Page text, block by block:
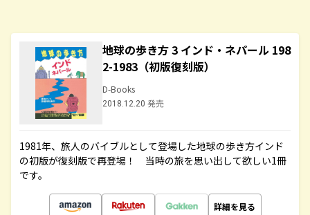
地球の歩き方 3 インド・ネパール 198
2-1983（初版復刻版）
D-Books
2018.12.20 発売
1981年、旅人のバイブルとして登場した地球の歩き方インド
の初版が復刻版で再登場！ 当時の旅を思い出して欲しい1冊
です。
詳細を見る